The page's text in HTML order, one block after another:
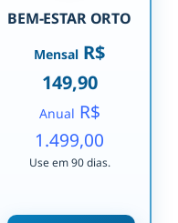
BEM-ESTAR ORTO
Mensal R$
149,90
Anual R$
1.499,00
Use em 90 dias.